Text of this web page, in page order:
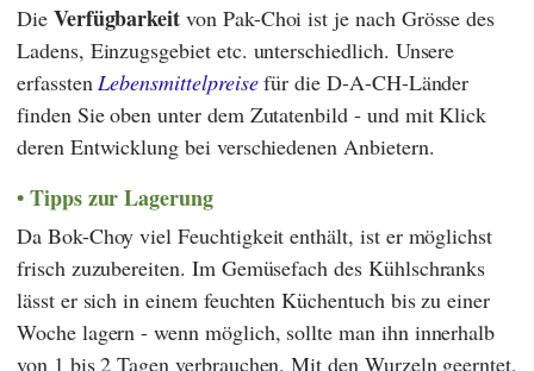
Die Verfügbarkeit von Pak-Choi ist je nach Grösse des
Ladens, Einzugsgebiet etc. unterschiedlich. Unsere
erfassten Lebensmittelpreisefür die D-A-CH-Länder
finden Sie oben unter dem Zutatenbild - und mit Klick
deren Entwicklung bei verschiedenen Anbietern.
Tipps zur Lagerung
Da Bok-Choy viel Feuchtigkeit enthält, ist er möglichst
frisch zuzubereiten. Im Gemüsefach des Kühlschranks
lässt er sich in einem feuchten Küchentuch bis zu einer
Woche lagern - wenn möglich, sollte man ihn innerhalb
von 1 bis 2 Tagen verbrauchen. Mit den Wurzeln geerntet,